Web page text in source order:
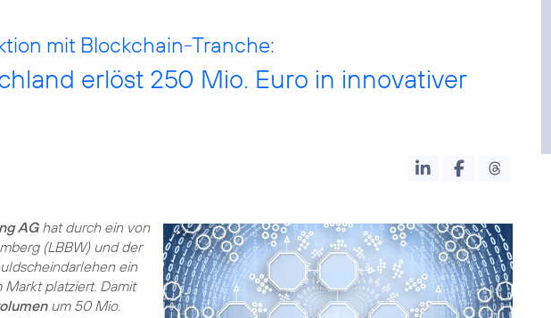
mit Blockchain-Tranche:
erlöst 250 Mio. Euro in innovativer
AGhat durch ein von
(LBBW) und der
ein
Markt platziert. Damit
um 50 Mio.